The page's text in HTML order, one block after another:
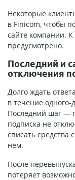
Некоторые
в Finicom, чтобы
сайте компании.
предусмотрено.
Последний и
отключения
Долго ждать
в течение одного-
Последний шаг —
подписка не
списать средства
нём.
После
потеряет